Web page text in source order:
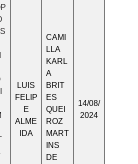
LUIS
FELIP
E
ALME
IDA
CAMI
LLA
KARL
A
BRIT
ES
QUEI
ROZ
MART
INS
DE
14/08/
2024